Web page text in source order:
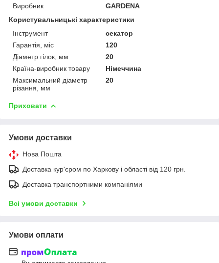
Виробник
GARDENA
Користувальницькі характеристики
Інструмент
секатор
Гарантія, міс
120
Діаметр гілок, мм
20
Країна-виробник товару
Німеччина
Максимальний діаметр
різання, мм
20
Приховати
Умови доставки
Нова Пошта
Доставка кур'єром по Харкову і області від 120 грн.
Доставка транспортними компаніями
Всі умови доставки
Умови оплати